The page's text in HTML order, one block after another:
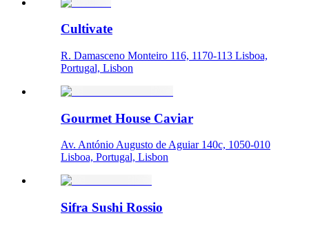
Cultivate
R. Damasceno Monteiro 116, 1170-113 Lisboa,
Portugal, Lisbon
Gourmet House Caviar
Av. António Augusto de Aguiar 140c, 1050-010
Lisboa, Portugal, Lisbon
Sifra Sushi Rossio